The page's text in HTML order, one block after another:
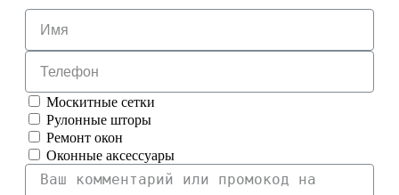
Москитные сетки
Рулонные шторы
Ремонт окон
Оконные аксессуары